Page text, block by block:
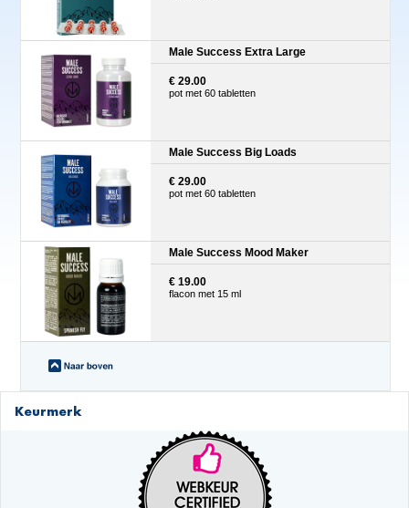
Male Success Extra Large
€ 29.00
pot met 60 tabletten
Male Success Big Loads
€ 29.00
pot met 60 tabletten
Male Success Mood Maker
€ 19.00
flacon met 15 ml
Keurmerk